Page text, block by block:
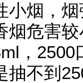
小烟，
烟危害
，
抽不到